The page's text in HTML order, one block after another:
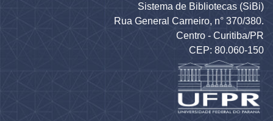
Sistema de Bibliotecas (SiBi)
Rua General Carneiro, n° 370/380.
Centro - Curitiba/PR
CEP: 80.060-150